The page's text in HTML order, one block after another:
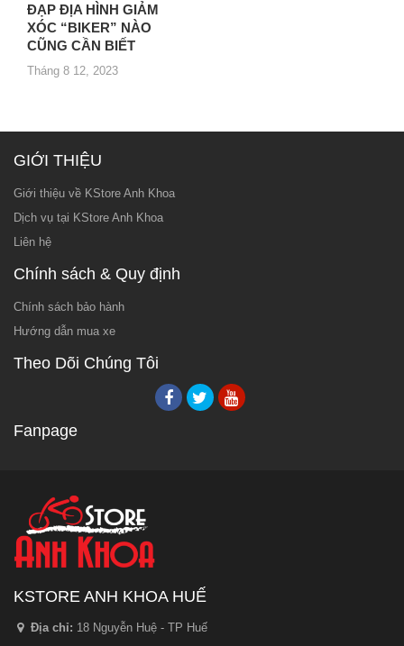
ĐẠP ĐỊA HÌNH GIẢM
XÓC “BIKER” NÀO
CŨNG CẦN BIẾT
Tháng 8 12, 2023
GIỚI THIỆU
Giới thiệu về KStore Anh Khoa
Dịch vụ tại KStore Anh Khoa
Liên hệ
Chính sách & Quy định
Chính sách bảo hành
Hướng dẫn mua xe
Theo Dõi Chúng Tôi
Fanpage
KSTORE ANH KHOA HUẾ
Địa chỉ: 18 Nguyễn Huệ - TP Huế